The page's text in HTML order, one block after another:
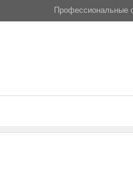
Профессиональные